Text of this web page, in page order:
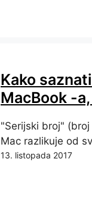
Kako
MacBook -
"Serijski broj"
Mac razlikuje od
13. listopada 2017